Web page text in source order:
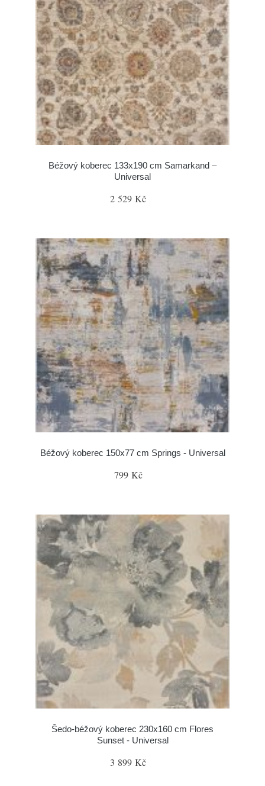
Béžový koberec 133x190 cm Samarkand –
Universal
2 529 Kč
Béžový koberec 150x77 cm Springs - Universal
799 Kč
Šedo-béžový koberec 230x160 cm Flores
Sunset - Universal
3 899 Kč